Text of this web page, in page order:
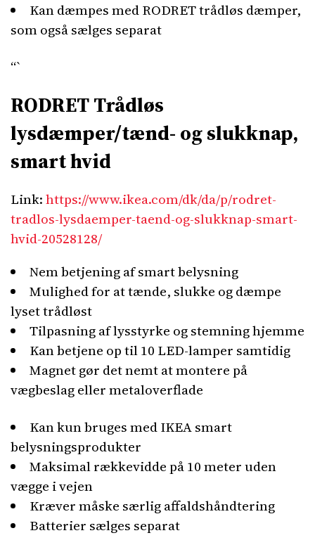
Kan dæmpes med RODRET trådløs dæmper,
som også sælges separat
“`
RODRET Trådløs
lysdæmper/tænd- og slukknap,
smart hvid
Link:https://www.ikea.com/dk/da/p/rodret-
tradlos-lysdaemper-taend-og-slukknap-smart-
hvid-20528128/
Nem betjening af smart belysning
Mulighed for at tænde, slukke og dæmpe
lyset trådløst
Tilpasning af lysstyrke og stemning hjemme
Kan betjene op til 10 LED-lamper samtidig
Magnet gør det nemt at montere på
vægbeslag eller metaloverflade
Kan kun bruges med IKEA smart
belysningsprodukter
Maksimal rækkevidde på 10 meter uden
vægge i vejen
Kræver måske særlig affaldshåndtering
Batterier sælges separat